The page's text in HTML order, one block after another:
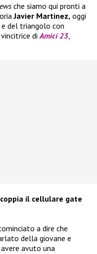
che siamo qui pronti a
Javier Martinez, oggi
e del triangolo con
di Amici 23
il cellulare gate
a dire che
della giovane e
avuto una